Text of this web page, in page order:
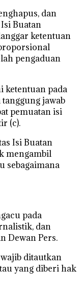
dan
Buatan
ketentuan
pengaduan
ketentuan pada
tanggung jawab
pemuatan isi
(c).
Isi Buatan
mengambil
sebagaimana
pada
dan
Dewan Pers.
ditautkan
yang diberi hak